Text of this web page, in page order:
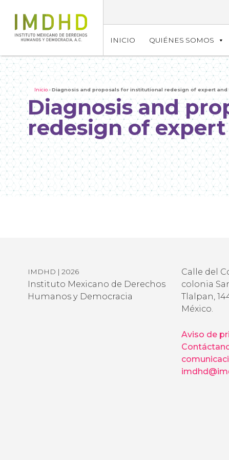
INICIO QUIÉNES SOMOS
Inicio»Diagnosis and proposals for institutional redesign of expert and
Diagnosis and
redesign of
IMDHD | 2026
Instituto Mexicano de Derechos
Humanos y Democracia
Calle del
colonia
Tlalpan,
México.
Aviso de